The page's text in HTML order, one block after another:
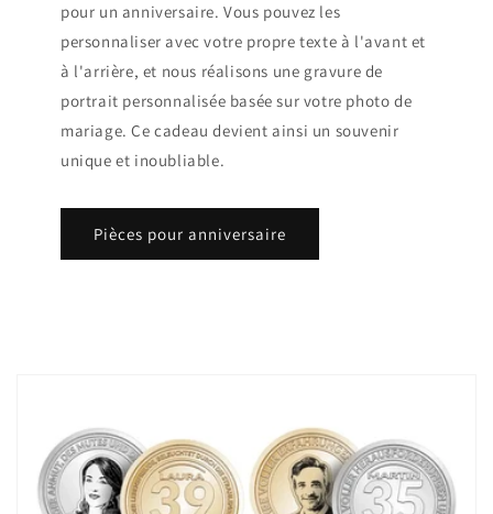
pour un anniversaire. Vous pouvez les
personnaliser avec votre propre texte à l'avant et
à l'arrière, et nous réalisons une gravure de
portrait personnalisée basée sur votre photo de
mariage. Ce cadeau devient ainsi un souvenir
unique et inoubliable.
Pièces pour anniversaire